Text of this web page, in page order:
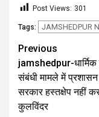
Post Views: 301
Tags: JAMSHEDPUR
Previous
jamshedpur-धार्मिक
संबंधी मामले में
सरकार हस्तक्षेप नहीं
कुलविंदर